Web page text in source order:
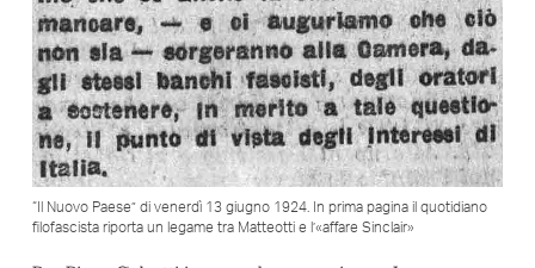
“Il Nuovo Paese” di venerdì 13 giugno 1924. In prima pagina il quotidiano
filofascista riporta un legame tra Matteotti e l’«affare Sinclair»